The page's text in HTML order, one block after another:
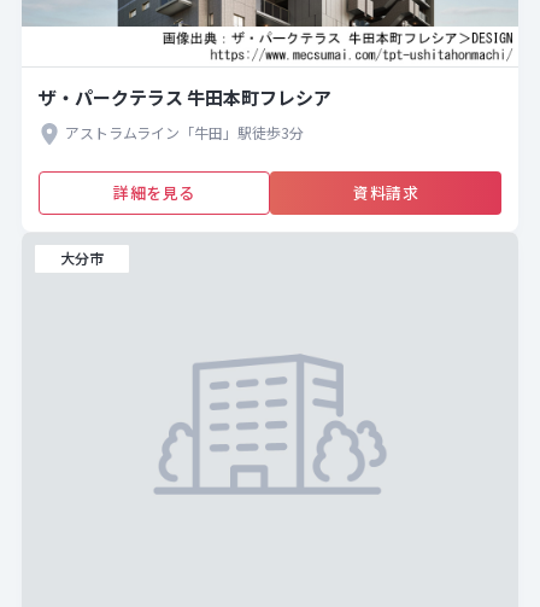
ザ・パークテラス 牛田本町フレシア
アストラムライン「牛田」駅徒歩3分
詳細を見る 資料請求
大分市